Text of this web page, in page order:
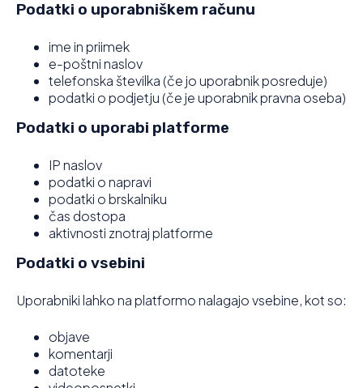
Podatki o uporabniškem računu
ime in priimek
e-poštni naslov
telefonska številka (če jo uporabnik posreduje)
podatki o podjetju (če je uporabnik pravna oseba)
Podatki o uporabi platforme
IP naslov
podatki o napravi
podatki o brskalniku
čas dostopa
aktivnosti znotraj platforme
Podatki o vsebini
Uporabniki lahko na platformo nalagajo vsebine, kot so:
objave
komentarji
datoteke